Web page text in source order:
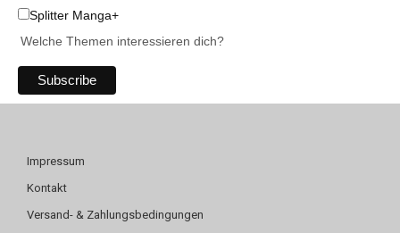
Splitter Manga+
Welche Themen interessieren dich?
Impressum
Kontakt
Versand- & Zahlungsbedingungen